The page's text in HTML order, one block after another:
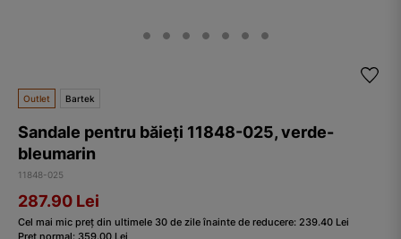
Outlet Bartek
Sandale pentru băieți 11848-025, verde-
bleumarin
11848-025
287.90 Lei
Cel mai mic preț din ultimele 30 de zile înainte de reducere: 239.40 Lei
Preț normal: 359.00 Lei